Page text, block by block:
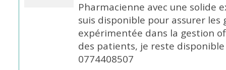
Pharmacienne avec une solide
suis disponible pour assurer les
expérimentée dans la gestion
des patients, je reste
0774408507